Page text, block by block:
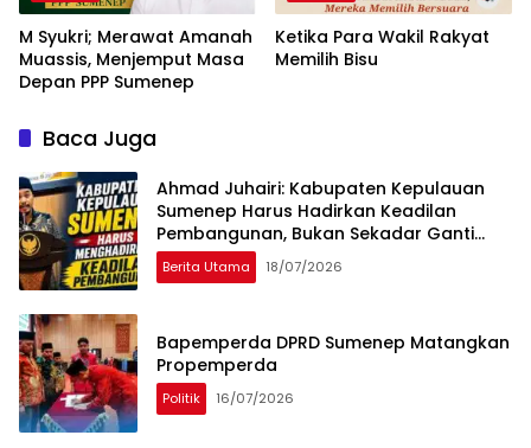
M Syukri; Merawat Amanah
Muassis, Menjemput Masa
Depan PPP Sumenep
Ketika Para Wakil Rakyat
Memilih Bisu
Baca Juga
Ahmad Juhairi: Kabupaten Kepulauan
Sumenep Harus Hadirkan Keadilan
Pembangunan, Bukan Sekadar Ganti
Nama
Berita Utama 18/07/2026
Bapemperda DPRD Sumenep Matangkan
Propemperda
Politik 16/07/2026